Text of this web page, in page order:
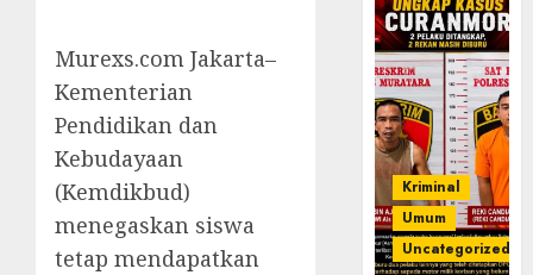
Murexs.com Jakarta–
Kementerian
Pendidikan dan
Kebudayaan
(Kemdikbud)
menegaskan siswa
tetap mendapatkan
Kriminal
Umum
Uncategorized